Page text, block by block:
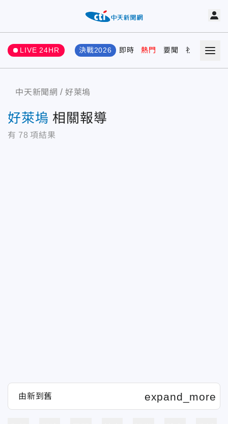
LIVE 24HR 決戰2026 即時 熱門 要聞 社會 娛樂
中天新聞網 好萊塢
好萊塢 相關報導
有 78 項結果